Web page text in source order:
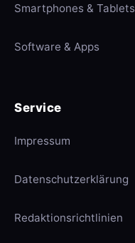
Smartphones & Tablets
Software & Apps
Service
Impressum
Datenschutzerklärung
Redaktionsrichtlinien